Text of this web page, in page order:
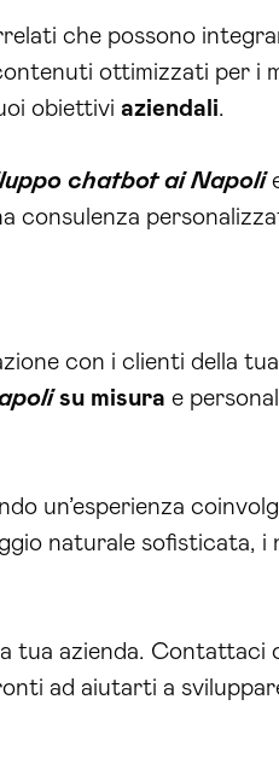
che possono
ottimizzati per i
obiettivi aziendali.
chatbot ai Napoli
consulenza
con i clienti della
su misura e
un’esperienza
naturale sofisticata, i
tua azienda. Contattaci
ad aiutarti a